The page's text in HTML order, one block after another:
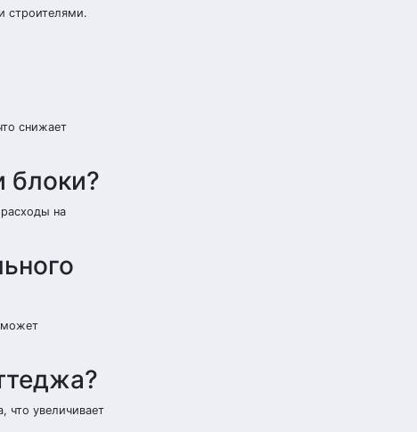
строителями.
снижает
блоки?
на
может
что увеличивает